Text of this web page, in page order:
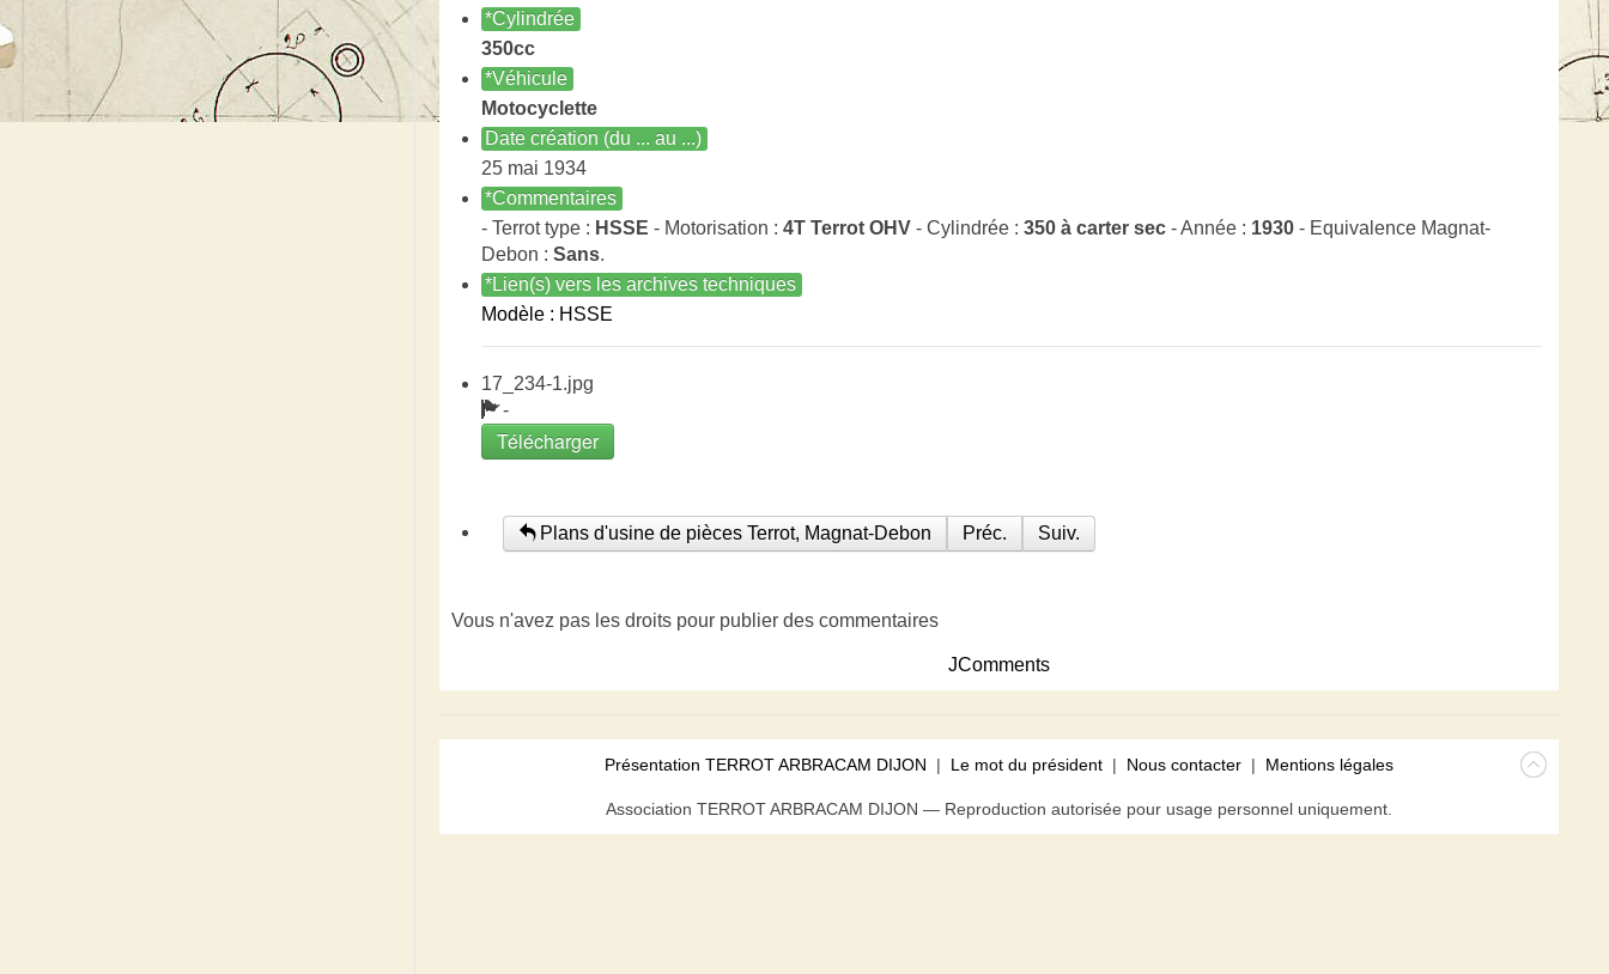
*Cylindrée
350cc
*Véhicule
Motocyclette
Date création (du ... au ...)
25 mai 1934
*Commentaires
- Terrot type : HSSE - Motorisation : 4T Terrot OHV - Cylindrée : 350 à carter sec - Année : 1930 - Equivalence Magnat-
Debon : Sans.
*Lien(s) vers les archives techniques
Modèle : HSSE
17_234-1.jpg
-
Télécharger
Plans d'usine de pièces Terrot, Magnat-Debon Préc. Suiv.
Vous n'avez pas les droits pour publier des commentaires
JComments
Présentation TERROT ARBRACAM DIJON | Le mot du président | Nous contacter | Mentions légales
Association TERROT ARBRACAM DIJON — Reproduction autorisée pour usage personnel uniquement.